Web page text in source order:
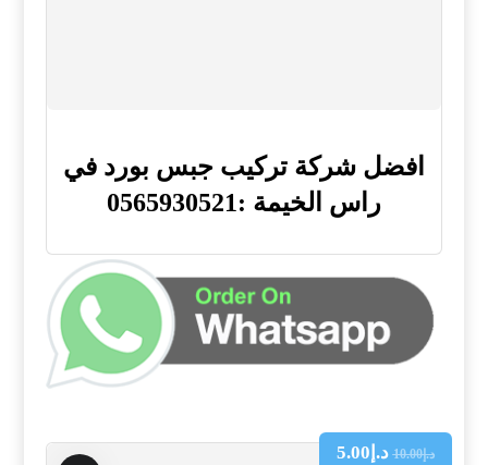
افضل شركة تركيب جبس بورد في
راس الخيمة :0565930521
د.إ10.00 د.إ 5.00